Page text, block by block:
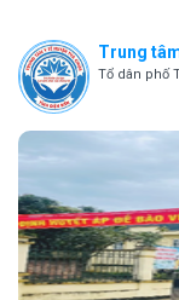
Trung
Tổ dân phố